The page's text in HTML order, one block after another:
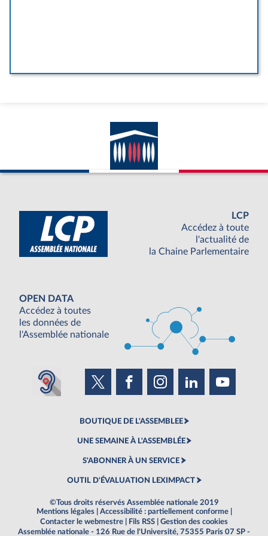
LCP
Accédez à toute
l'actualité de
la Chaine Parlementaire
OPEN DATA
Accédez à toutes
les données de
l'Assemblée nationale
BOUTIQUE DE L'ASSEMBLEE
UNE SEMAINE À L'ASSEMBLÉE
S'ABONNER À UN SERVICE
OUTIL D'ÉVALUATION LEXIMPACT
©Tous droits réservés Assemblée nationale 2019
Mentions légales
Accessibilité : partiellement conforme
Contacter le webmestre
Fils RSS
Gestion des cookies
Assemblée nationale - 126 Rue de l'Université, 75355 Paris 07 SP -